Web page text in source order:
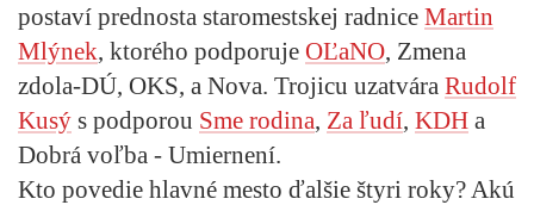
postaví prednosta staromestskej radnice Martin
Mlýnek, ktorého podporuje OĽaNO, Zmena
zdola-DÚ, OKS, a Nova. Trojicu uzatvára Rudolf
Kusý s podporou Sme rodina, Za ľudí, KDH a
Dobrá voľba - Umiernení.
Kto povedie hlavné mesto ďalšie štyri roky? Akú